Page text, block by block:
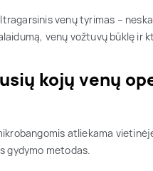
venų tyrimas –
venų vožtuvų būklę ir
kojų venų
atliekama
gydymo metodas.